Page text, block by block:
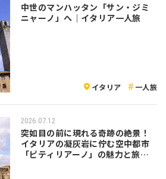
中世のマンハッタン「サン・ジミ
ニャーノ」へ｜イタリア一人旅
イタリア 一人旅
2026.07.12
突如目の前に現れる奇跡の絶景！
イタリアの凝灰岩に佇む空中都市
「ピティリアーノ」の魅力と旅の